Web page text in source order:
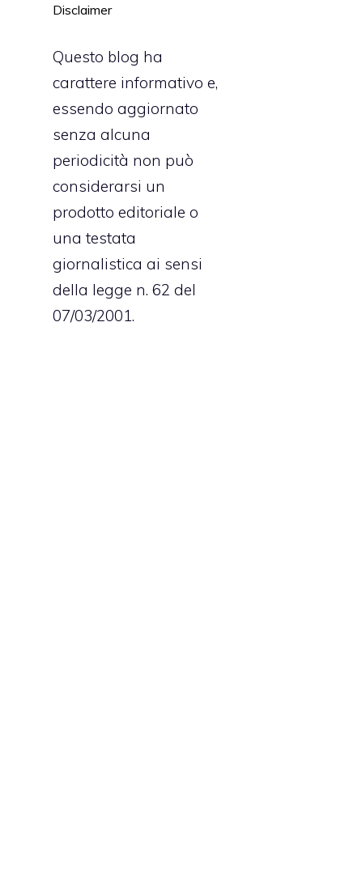
Disclaimer
Questo blog ha
carattere informativo e,
essendo aggiornato
senza alcuna
periodicità non può
considerarsi un
prodotto editoriale o
una testata
giornalistica ai sensi
della legge n. 62 del
07/03/2001.